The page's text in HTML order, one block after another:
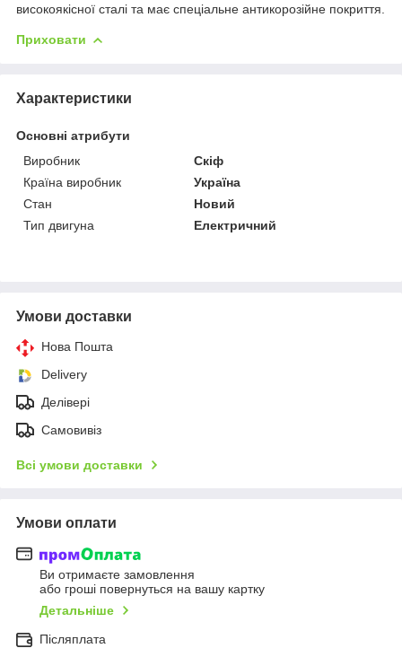
високоякісної сталі та має спеціальне антикорозійне покриття.
Приховати
Характеристики
Основні атрибути
Виробник
Скіф
Країна виробник
Україна
Стан
Новий
Тип двигуна
Електричний
Умови доставки
Нова Пошта
Delivery
Делівері
Самовивіз
Всі умови доставки
Умови оплати
Ви отримаєте замовлення
або гроші повернуться на вашу картку
Детальніше
Післяплата